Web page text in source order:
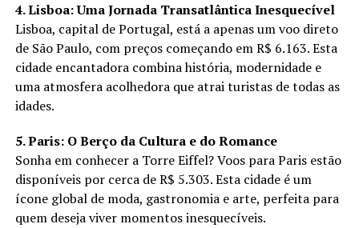
4. Lisboa: Uma Jornada Transatlântica Inesquecível
Lisboa, capital de Portugal, está a apenas um voo direto
de São Paulo, com preços começando em R$ 6.163. Esta
cidade encantadora combina história, modernidade e
uma atmosfera acolhedora que atrai turistas de todas as
idades.
5. Paris: O Berço da Cultura e do Romance
Sonha em conhecer a Torre Eiffel? Voos para Paris estão
disponíveis por cerca de R$ 5.303. Esta cidade é um
ícone global de moda, gastronomia e arte, perfeita para
quem deseja viver momentos inesquecíveis.